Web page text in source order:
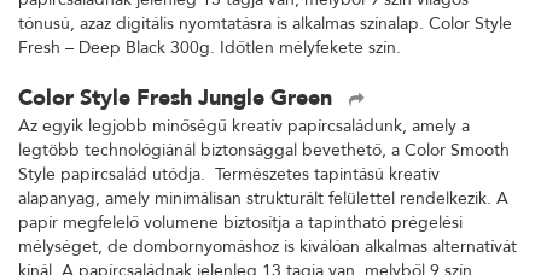
tónusú, azaz digitális nyomtatásra is alkalmas színalap. Color Style
Fresh – Deep Black 300g. Időtlen mélyfekete szín.
Color Style Fresh Jungle Green
Az egyik legjobb minőségű kreatív papírcsaládunk, amely a
legtöbb technológiánál biztonsággal bevethető, a Color Smooth
Style papírcsalád utódja. Természetes tapintású kreatív
alapanyag, amely minimálisan strukturált felülettel rendelkezik. A
papír megfelelő volumene biztosítja a tapintható prégelési
mélységet, de dombornyomáshoz is kiválóan alkalmas alternatívát